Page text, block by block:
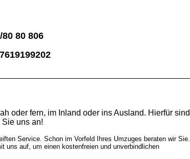
80 806
oder fern, im Inland oder ins Ausland. Hierfür sind
uns an!
Service. Schon im Vorfeld Ihres Umzuges beraten wir Sie.
uns auf, um einen kostenfreien und unverbindlichen